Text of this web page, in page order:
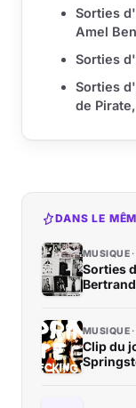
Sorties
Amel
Sorties
Sorties
de
DANS LE
MUSIQUE
Sorties
MUSIQUE
Clip du